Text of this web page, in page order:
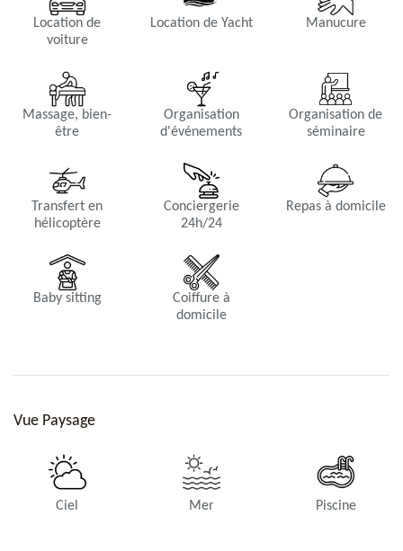
Location de
voiture
Location de Yacht Manucure
Massage, bien-
être
Organisation
d'événements
Organisation de
séminaire
Transfert en
hélicoptère
Conciergerie
24h/24
Repas à domicile
Baby sitting
Coiffure à
domicile
Vue Paysage
Ciel Mer Piscine